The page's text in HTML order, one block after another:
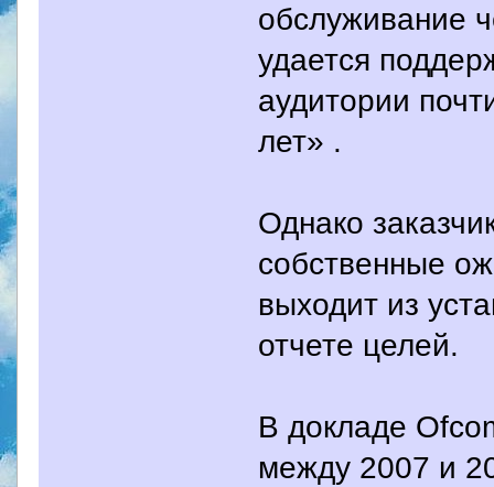
обслуживание
удается
аудитории
лет» .
Однако
собственные
выходит из
отчете целей.
В докладе
между 2007 и